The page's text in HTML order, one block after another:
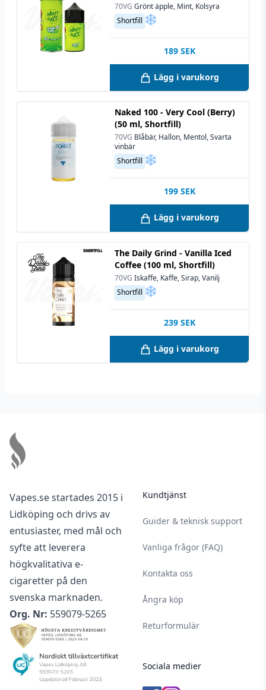
70VG Grönt äpple, Mint, Kolsyra
Shortfill
189 SEK
Lägg i varukorg
Naked 100 - Very Cool (Berry)
(50 ml, Shortfill)
70VG Blåbär, Hallon, Mentol, Svarta
vinbär
Shortfill
199 SEK
Lägg i varukorg
The Daily Grind - Vanilla Iced
Coffee (100 ml, Shortfill)
70VG Iskaffe, Kaffe, Sirap, Vanilj
Shortfill
239 SEK
Lägg i varukorg
Vapes.se startades 2015 i
Lidköping och drivs av
entusiaster, med mål och
syfte att leverera
högkvalitativa e-
cigaretter på den
svenska marknaden.
Org. Nr: 559079-5265
Kundtjänst
Guider & teknisk support
Vanliga frågor (FAQ)
Kontakta oss
Ångra köp
Returformulär
Sociala medier